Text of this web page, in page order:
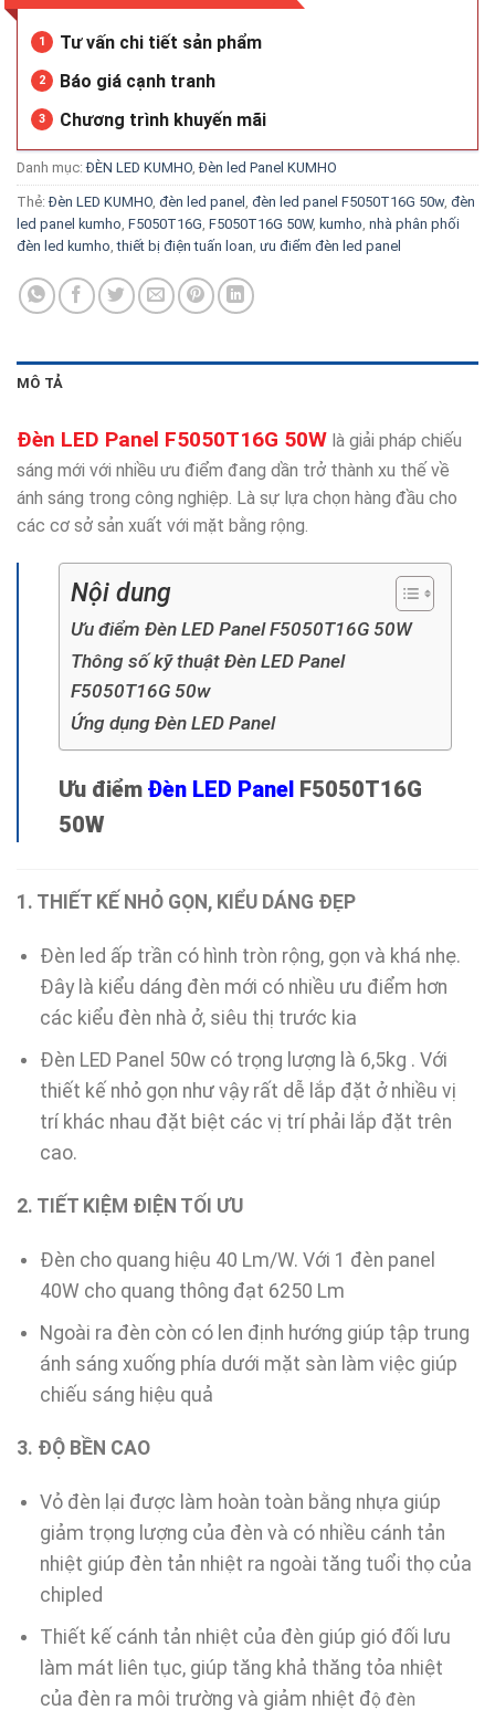
1 Tư vấn chi tiết sản phẩm
2 Báo giá cạnh tranh
3 Chương trình khuyến mãi
Danh mục:ĐÈN LED KUMHO,Đèn led Panel KUMHO
Thẻ:Đèn LED KUMHO, đèn led panel , đèn led panel F5050T16G 50w, đèn
led panel kumho, F5050T16G, F5050T16G 50W, kumho, nhà phân phối
đèn led kumho,thiết bị điện tuấn loan, ưu điểm đèn led panel
MÔ TẢ
Đèn LED Panel F5050T16G 50W là giải pháp chiếu
sáng mới với nhiều ưu điểm đang dần trở thành xu thế về
ánh sáng trong công nghiệp. Là sự lựa chọn hàng đầu cho
các cơ sở sản xuất với mặt bằng rộng.
Nội dung
Ưu điểm Đèn LED Panel F5050T16G 50W
Thông số kỹ thuật Đèn LED Panel
F5050T16G 50w
Ứng dụng Đèn LED Panel
Ưu điểm Đèn LED Panel F5050T16G
50W
1. THIẾT KẾ NHỎ GỌN, KIỂU DÁNG ĐẸP
Đèn led ấp trần có hình tròn rộng, gọn và khá nhẹ.
Đây là kiểu dáng đèn mới có nhiều ưu điểm hơn
các kiểu đèn nhà ở, siêu thị trước kia
Đèn LED Panel 50w có trọng lượng là 6,5kg . Với
thiết kế nhỏ gọn như vậy rất dễ lắp đặt ở nhiều vị
trí khác nhau đặt biệt các vị trí phải lắp đặt trên
cao.
2. TIẾT KIỆM ĐIỆN TỐI ƯU
Đèn cho quang hiệu 40 Lm/W. Với 1 đèn panel
40W cho quang thông đạt 6250 Lm
Ngoài ra đèn còn có len định hướng giúp tập trung
ánh sáng xuống phía dưới mặt sàn làm việc giúp
chiếu sáng hiệu quả
3. ĐỘ BỀN CAO
Vỏ đèn lại được làm hoàn toàn bằng nhựa giúp
giảm trọng lượng của đèn và có nhiều cánh tản
nhiệt giúp đèn tản nhiệt ra ngoài tăng tuổi thọ của
chipled
Thiết kế cánh tản nhiệt của đèn giúp gió đối lưu
làm mát liên tục, giúp tăng khả thăng tỏa nhiệt
của đèn ra môi trường và giảm nhiệt độ đèn